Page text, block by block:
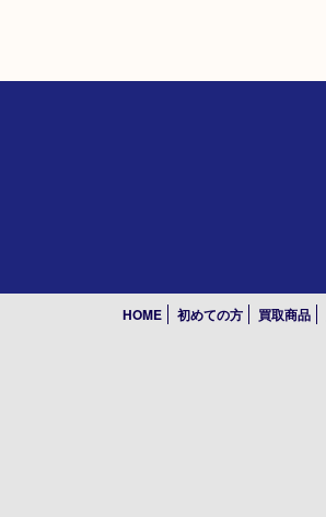
HOME 初めての方 買取商品